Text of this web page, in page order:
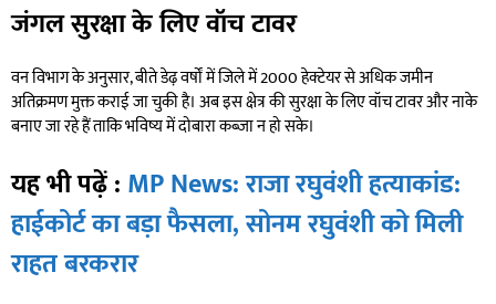
जंगल सुरक्षा के लिए वॉच टावर
वन विभाग के अनुसार, बीते डेढ़ वर्षों में जिले में 2000 हेक्टेयर से अधिक जमीन
अतिक्रमण मुक्त कराई जा चुकी है। अब इस क्षेत्र की सुरक्षा के लिए वॉच टावर और नाके
बनाए जा रहे हैं ताकि भविष्य में दोबारा कब्जा न हो सके।
यह भी पढ़ें : MP News: राजा रघुवंशी हत्याकांड:
हाईकोर्ट का बड़ा फैसला, सोनम रघुवंशी को मिली
राहत बरकरार